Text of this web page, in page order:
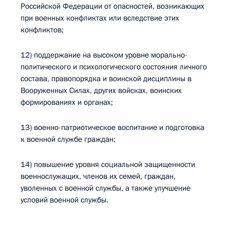
Российской Федерации от опасностей, возникающих
при военных конфликтах или вследствие этих
конфликтов;
12) поддержание на высоком уровне морально-
политического и психологического состояния личного
состава, правопорядка и воинской дисциплины в
Вооруженных Силах, других войсках, воинских
формированиях и органах;
13) военно-патриотическое воспитание и подготовка
к военной службе граждан;
14) повышение уровня социальной защищенности
военнослужащих, членов их семей, граждан,
уволенных с военной службы, а также улучшение
условий военной службы.